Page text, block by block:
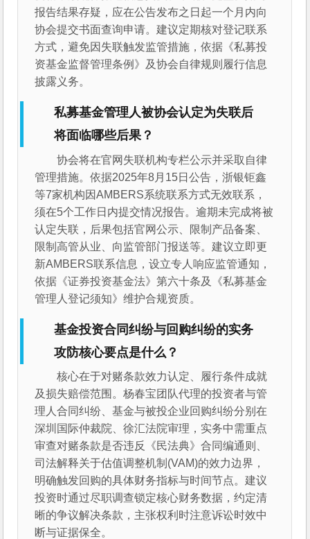
报告结果存疑，应在公告发布之日起一个月内向
协会提交书面查询申请。建议定期核对登记联系
方式，避免因失联触发监管措施，依据《私募投
资基金监督管理条例》及协会自律规则履行信息
披露义务。
私募基金管理人被协会认定为失联后
将面临哪些后果？
协会将在官网失联机构专栏公示并采取自律
管理措施。依据2025年8月15日公告，浙银钜鑫
等7家机构因AMBERS系统联系方式无效联系，
须在5个工作日内提交情况报告。逾期未完成将被
认定失联，后果包括官网公示、限制产品备案、
限制高管从业、向监管部门报送等。建议立即更
新AMBERS联系信息，设立专人响应监管通知，
依据《证券投资基金法》第六十条及《私募基金
管理人登记须知》维护合规资质。
基金投资合同纠纷与回购纠纷的实务
攻防核心要点是什么？
核心在于对赌条款效力认定、履行条件成就
及损失赔偿范围。杨春宝团队代理的投资者与管
理人合同纠纷、基金与被投企业回购纠纷分别在
深圳国际仲裁院、徐汇法院审理，实务中需重点
审查对赌条款是否违反《民法典》合同编通则、
司法解释关于估值调整机制(VAM)的效力边界，
明确触发回购的具体财务指标与时间节点。建议
投资时通过尽职调查锁定核心财务数据，约定清
晰的争议解决条款，主张权利时注意诉讼时效中
断与证据保全。